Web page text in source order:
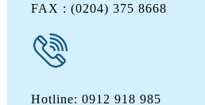
FAX : (0204) 375 8668
Hotline: 0912 918 985